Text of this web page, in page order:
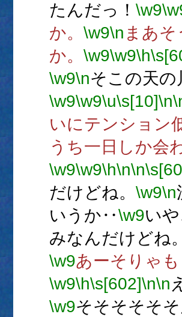
たんだっ！ \w9
か。 \w9\n まあ
か。 \w9\w9\h
\w9\nそこの天
\w9\w9\u\s[10]\n
いにテンション
うち一日しか会
\w9\w9\h\n\n
だけどね。 \w9\n
いうか‥\w9い
みなんだけどね
\w9あーそりゃ
\w9\h\s[602]\n\n
\w9そそそそそ